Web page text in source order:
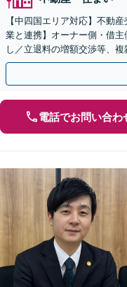
【中四国エリア対応】不動
業と連携】オーナー側・借
し／立退料の増額交渉等、
お任せ！【夜間・休日対応】
電話でお問い合わ